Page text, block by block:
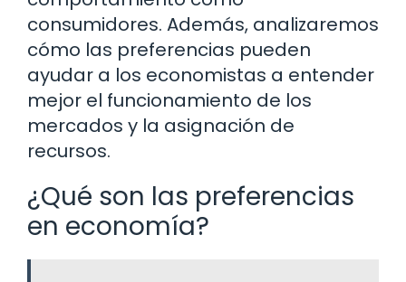
consumidores. Además, analizaremos
cómo las preferencias pueden
ayudar a los economistas a entender
mejor el funcionamiento de los
mercados y la asignación de
recursos.
¿Qué son las preferencias
en economía?